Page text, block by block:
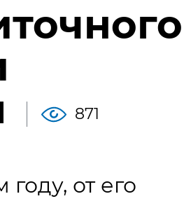
871
от его